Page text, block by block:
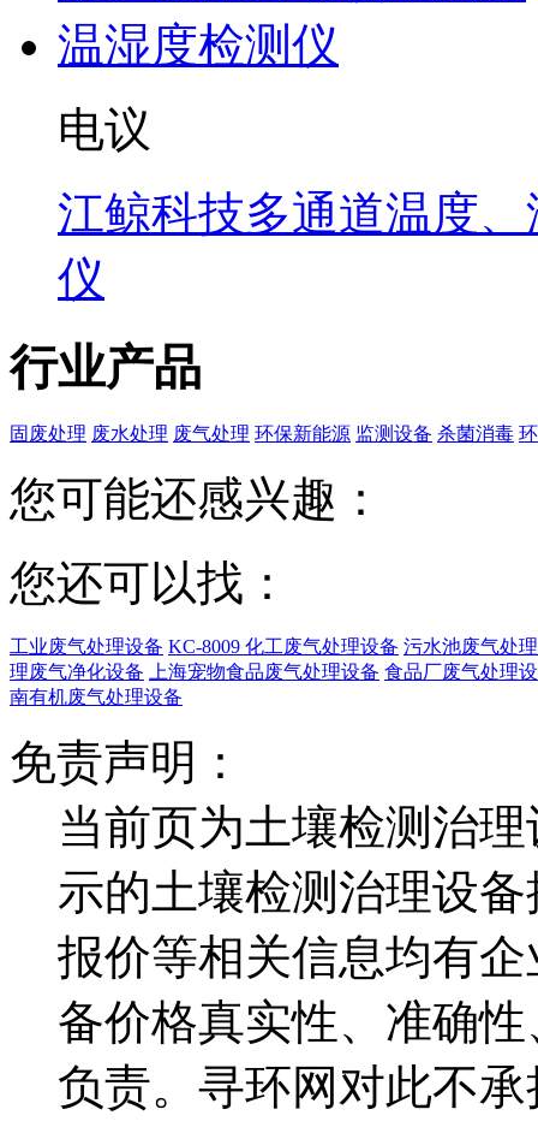
电议
江鲸科技多通道温度
仪
行业产品
固废处理 废水处理 废气处理 环保新能源 监测设备 杀菌消毒
您可能还感兴趣：
您还可以找：
工业废气处理设备 KC-8009 化工废气处理设备 污水池废气处
理废气净化设备
上海宠物食品废气处理设备 食品厂废气处理
南有机废气处理设备
免责声明：
当前页为土壤检测治
示的土壤检测治理设
报价等相关信息均有
备价格真实性、准确
负责。寻环网对此不